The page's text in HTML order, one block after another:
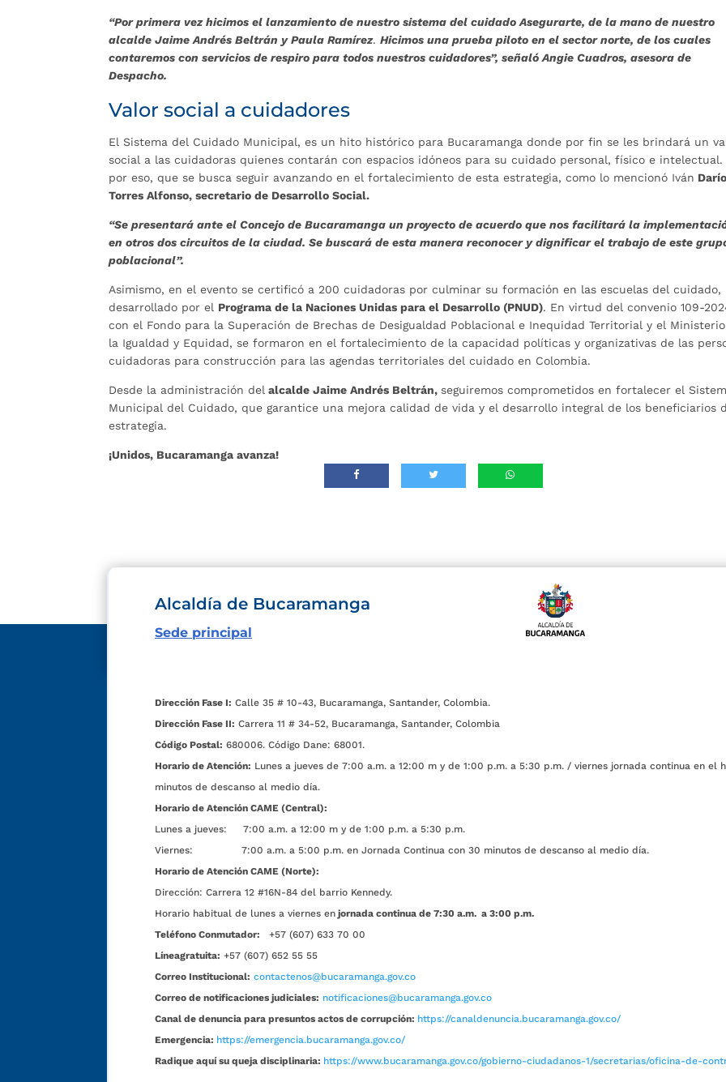
“Por primera vez hicimos el lanzamiento de nuestro sistema del cuidado Asegurarte, de la mano de nuestro
alcalde Jaime Andrés Beltrán y Paula Ramírez.Hicimos una prueba piloto en el sector norte, de los cuales
contaremos con servicios de respiro para todos nuestros cuidadores”, señaló Angie Cuadros, asesora de
Despacho.
Valor social a cuidadores
El Sistema del Cuidado Municipal, es un hito histórico para Bucaramanga donde por fin se les brindará un
social a las cuidadoras quienes contarán con espacios idóneos para su cuidado personal, físico e intelectual.
por eso, que se busca seguir avanzando en el fortalecimiento de esta estrategia, como lo mencionó Iván Darío
Torres Alfonso, secretario de Desarrollo Social.
“Se presentará ante el Concejo de Bucaramanga un proyecto de acuerdo que nos facilitará la
en otros dos circuitos de la ciudad. Se buscará de esta manera reconocer y dignificar el trabajo de este
poblacional”.
Asimismo, en el evento se certificó a 200 cuidadoras por culminar su formación en las escuelas del cuidado,
desarrollado por el Programa de la Naciones Unidas para el Desarrollo (PNUD). En virtud del convenio 109-
con el Fondo para la Superación de Brechas de Desigualdad Poblacional e Inequidad Territorial y el
la Igualdad y Equidad, se formaron en el fortalecimiento de la capacidad políticas y organizativas de las
cuidadoras para construcción para las agendas territoriales del cuidado en Colombia.
Desde la administración del alcalde Jaime Andrés Beltrán,seguiremos comprometidos en fortalecer el
Municipal del Cuidado, que garantice una mejora calidad de vida y el desarrollo integral de los beneficiarios
estrategia.
¡Unidos, Bucaramanga avanza!
Alcaldía de Bucaramanga
Sede principal
Dirección Fase I: Calle 35 # 10-43, Bucaramanga, Santander, Colombia.
Dirección Fase II: Carrera 11 # 34-52, Bucaramanga, Santander, Colombia
Código Postal: 680006. Código Dane: 68001.
Horario de Atención: Lunes a jueves de 7:00 a.m. a 12:00 m y de 1:00 p.m. a 5:30 p.m. / viernes jornada continua en el
minutos de descanso al medio día.
Horario de Atención CAME (Central):
Lunes a jueves: 7:00 a.m. a 12:00 m y de 1:00 p.m. a 5:30 p.m.
Viernes: 7:00 a.m. a 5:00 p.m. en Jornada Continua con 30 minutos de descanso al medio día.
Horario de Atención CAME (Norte):
Dirección: Carrera 12 #16N-84 del barrio Kennedy.
Horario habitual de lunes a viernes en jornada continua de 7:30 a.m. a 3:00 p.m.
Teléfono Conmutador:
+57 (607) 633 70 00
Líneagratuita: +57 (607) 652 55 55
Correo Institucional: contactenos@bucaramanga.gov.co
Correo de notificaciones judiciales: notificaciones@bucaramanga.gov.co
Canal de denuncia para presuntos actos de corrupción: https://canaldenuncia.bucaramanga.gov.co/
Emergencia: https://emergencia.bucaramanga.gov.co/
Radique aquí su queja disciplinaria: https://www.bucaramanga.gov.co/gobierno-ciudadanos-1/secretarias/oficina-de-